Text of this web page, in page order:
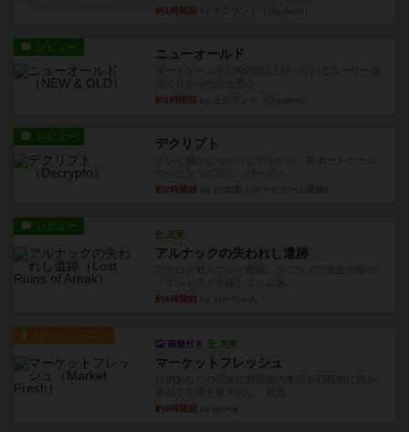
約1時間前
レビュー ニューオールド
約1時間前
レビュー デクリプト
約2時間前
レビュー
充実
アルナックの失われし遺跡
約4時間前
ルール/インスト
画像付き 充実
マーケットフレッシュ
約9時間前